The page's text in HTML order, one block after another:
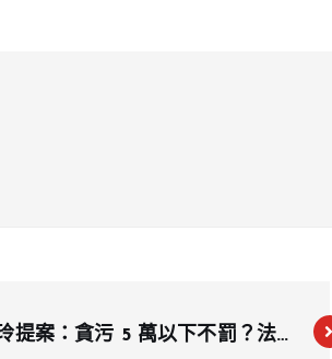
提案：貪污 5 萬以下不罰？法界